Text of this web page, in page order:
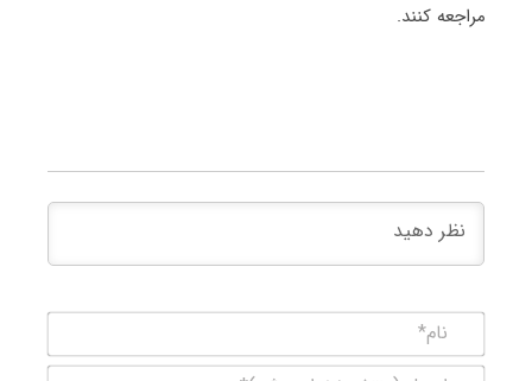
مراجعه کنند.